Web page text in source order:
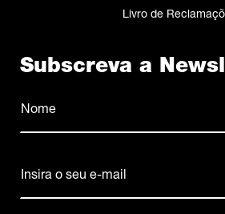
Livro de
Subscreva a